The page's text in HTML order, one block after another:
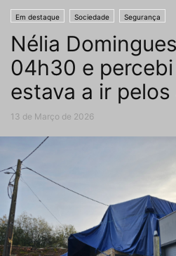
Em destaque Sociedade Segurança
Nélia
04h30 e
estava a ir pelos
13 de Março de 2026